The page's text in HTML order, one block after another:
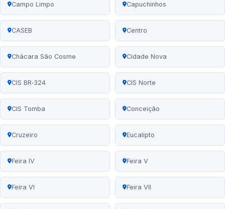
Campo Limpo Capuchinhos
CASEB Centro
Chácara São Cosme Cidade Nova
CIS BR‑324 CIS Norte
CIS Tomba Conceição
Cruzeiro Eucalipto
Feira IV Feira V
Feira VI Feira VII